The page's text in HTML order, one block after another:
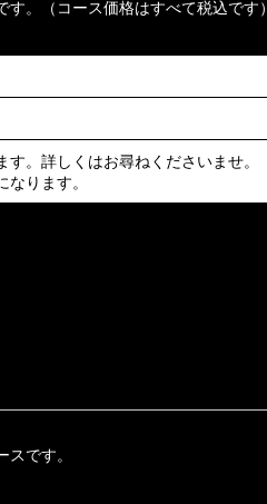
。（コース価格はすべて税込です）
。詳しくはお尋ねくださいませ。
ります。
です。